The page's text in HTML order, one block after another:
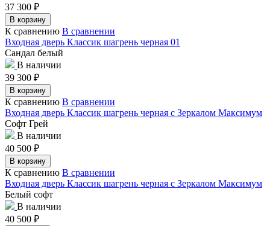
37 300 ₽
В корзину
К сравнению В сравнении
Входная дверь Классик шагрень черная 01
Сандал белый
В наличии
39 300 ₽
В корзину
К сравнению В сравнении
Входная дверь Классик шагрень черная с Зеркалом Максимум
Софт Грей
В наличии
40 500 ₽
В корзину
К сравнению В сравнении
Входная дверь Классик шагрень черная с Зеркалом Максимум
Белый софт
В наличии
40 500 ₽